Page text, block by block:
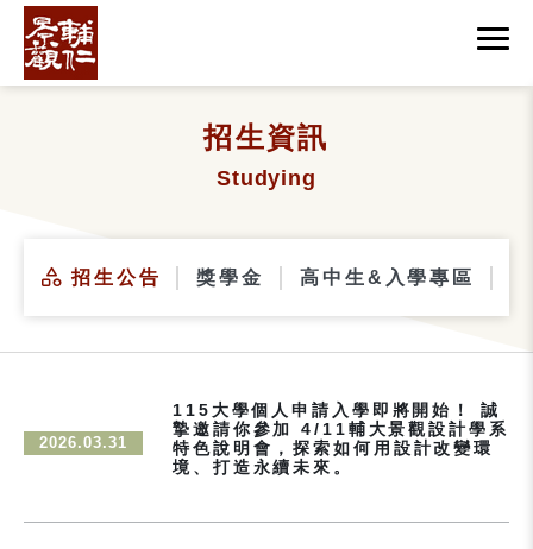
招生資訊
Studying
招生公告 獎學金 高中生&入學專區
2026.03.31
115大學個人申請入學即將開始！ 誠
摯邀請你參加 4/11輔大景觀設計學系
特色說明會，探索如何用設計改變環
境、打造永續未來。